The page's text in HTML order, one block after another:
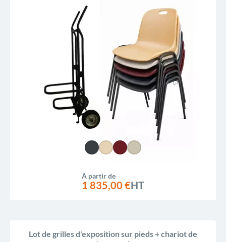
À partir de
1 835,00 €HT
Lot de grilles d'exposition sur pieds + chariot de